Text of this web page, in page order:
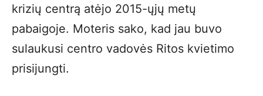
krizių centrą atėjo 2015-ųjų metų
pabaigoje. Moteris sako, kad jau buvo
sulaukusi centro vadovės Ritos kvietimo
prisijungti.